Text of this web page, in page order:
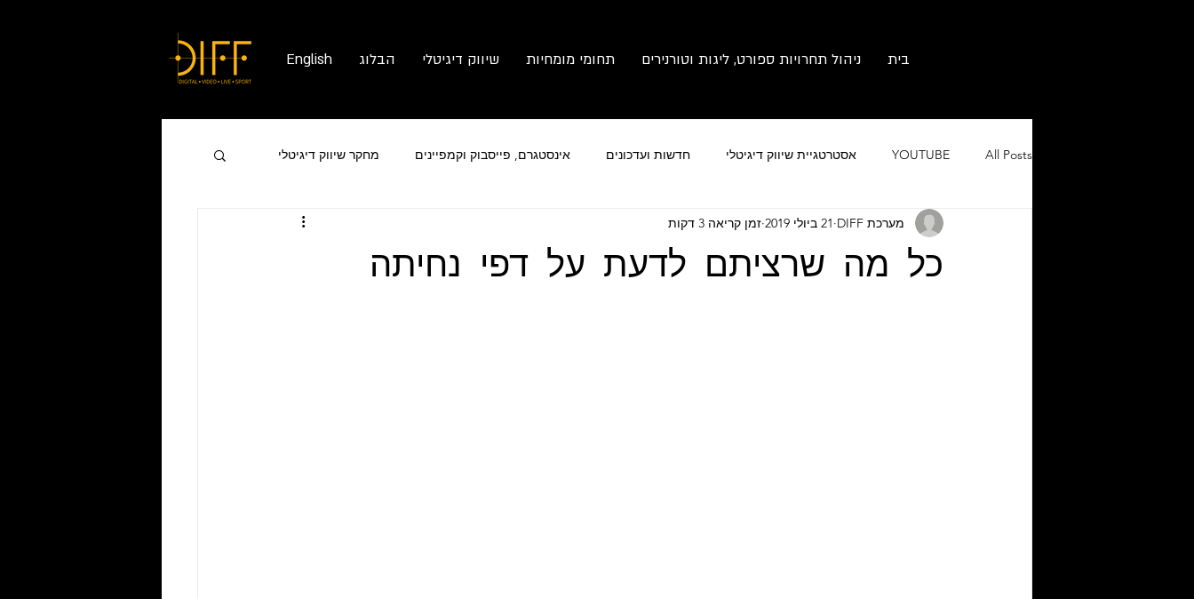
בית ניהול תחרויות ספורט, ליגות וטורנירים תחומי מומחיות שיווק דיגיטלי הבלוג English
All Posts
YOUTUBE אסטרטגיית שיווק דיגיטלי חדשות ועדכונים אינסטגרם, פייסבוק וקמפיינים מחקר שיווק דיגיטלי
גוגל אורגני וממומן מיתוג ובניית מותג צילום זום
כל מה שרציתם לדעת על דפי נחיתה
מערכת DIFF 21 ביולי 2019 זמן קריאה 3 דקות